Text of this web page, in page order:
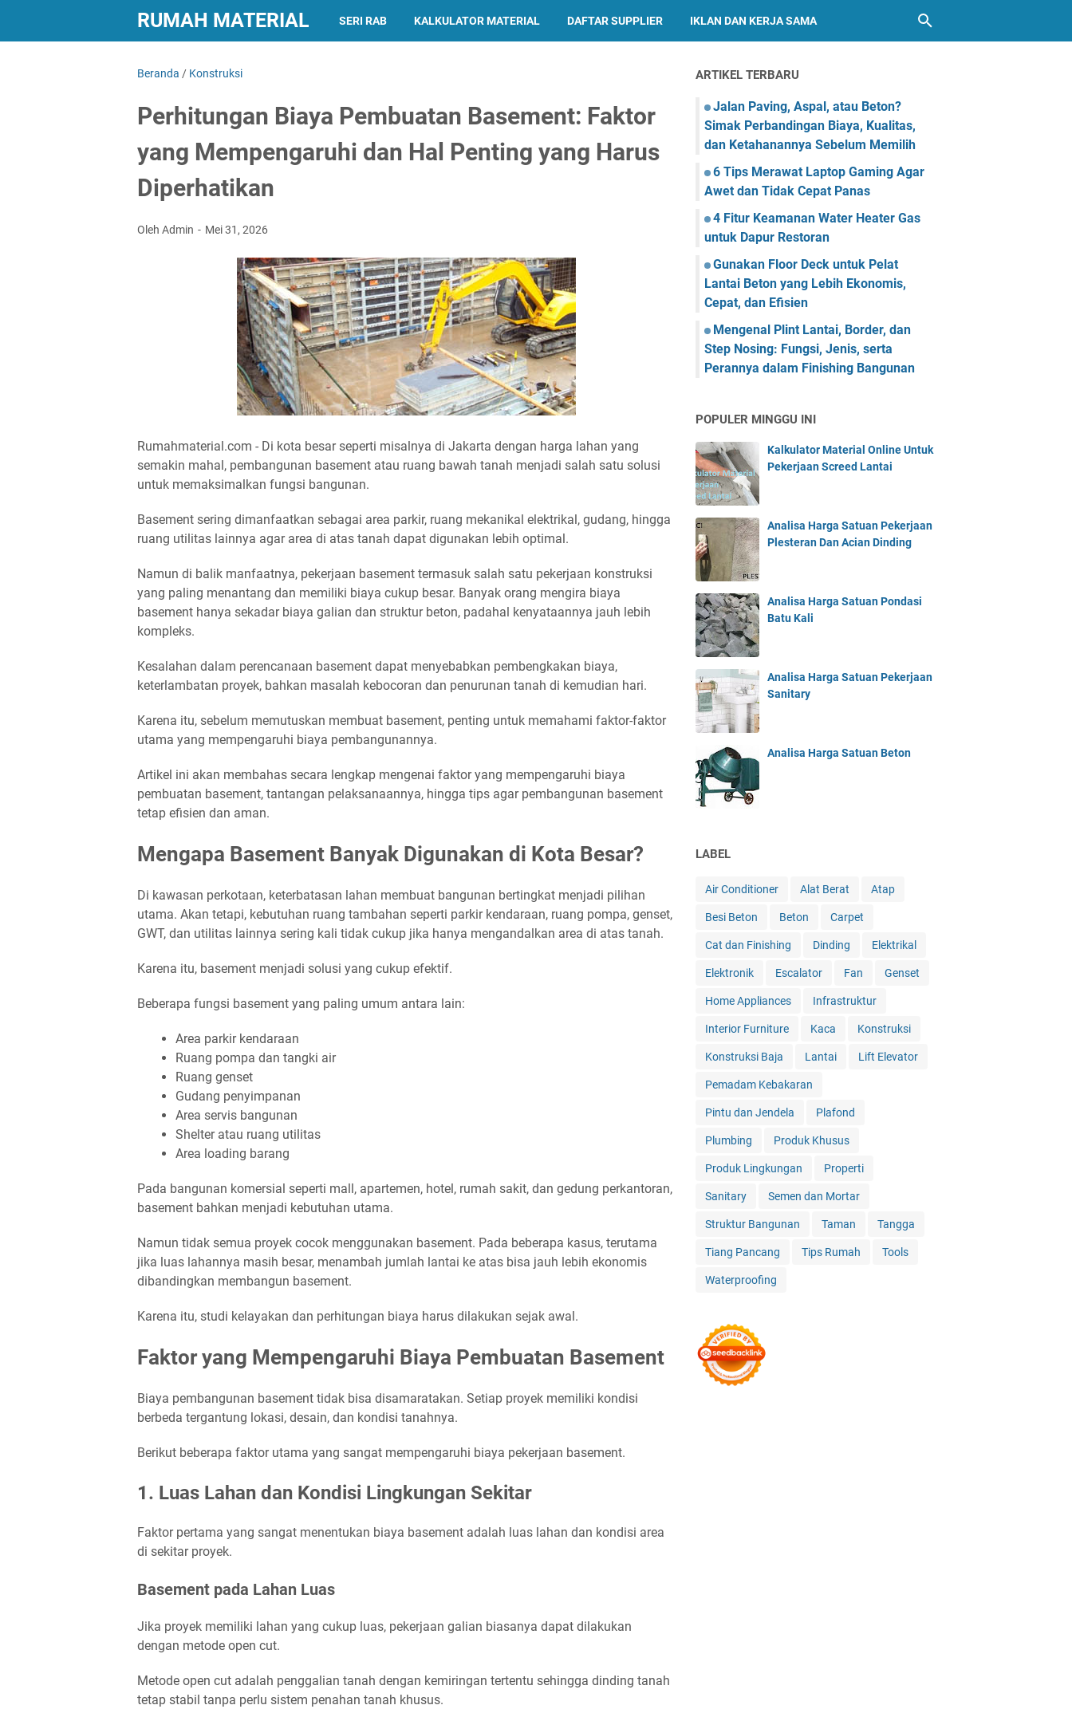
RUMAH MATERIAL SERI RAB KALKULATOR MATERIAL DAFTAR SUPPLIER IKLAN DAN KERJA SAMA
Beranda / Konstruksi
Perhitungan Biaya Pembuatan Basement: Faktor
yang Mempengaruhi dan Hal Penting yang Harus
Diperhatikan
Oleh Admin Mei 31, 2026
Rumahmaterial.com - Di kota besar seperti misalnya di Jakarta dengan harga lahan yang
semakin mahal, pembangunan basement atau ruang bawah tanah menjadi salah satu solusi
untuk memaksimalkan fungsi bangunan.
Basement sering dimanfaatkan sebagai area parkir, ruang mekanikal elektrikal, gudang, hingga
ruang utilitas lainnya agar area di atas tanah dapat digunakan lebih optimal.
Namun di balik manfaatnya, pekerjaan basement termasuk salah satu pekerjaan konstruksi
yang paling menantang dan memiliki biaya cukup besar. Banyak orang mengira biaya
basement hanya sekadar biaya galian dan struktur beton, padahal kenyataannya jauh lebih
kompleks.
Kesalahan dalam perencanaan basement dapat menyebabkan pembengkakan biaya,
keterlambatan proyek, bahkan masalah kebocoran dan penurunan tanah di kemudian hari.
Karena itu, sebelum memutuskan membuat basement, penting untuk memahami faktor-faktor
utama yang mempengaruhi biaya pembangunannya.
Artikel ini akan membahas secara lengkap mengenai faktor yang mempengaruhi biaya
pembuatan basement, tantangan pelaksanaannya, hingga tips agar pembangunan basement
tetap efisien dan aman.
Mengapa Basement Banyak Digunakan di Kota Besar?
Di kawasan perkotaan, keterbatasan lahan membuat bangunan bertingkat menjadi pilihan
utama. Akan tetapi, kebutuhan ruang tambahan seperti parkir kendaraan, ruang pompa, genset,
GWT, dan utilitas lainnya sering kali tidak cukup jika hanya mengandalkan area di atas tanah.
Karena itu, basement menjadi solusi yang cukup efektif.
Beberapa fungsi basement yang paling umum antara lain:
Area parkir kendaraan
Ruang pompa dan tangki air
Ruang genset
Gudang penyimpanan
Area servis bangunan
Shelter atau ruang utilitas
Area loading barang
Pada bangunan komersial seperti mall, apartemen, hotel, rumah sakit, dan gedung perkantoran,
basement bahkan menjadi kebutuhan utama.
Namun tidak semua proyek cocok menggunakan basement. Pada beberapa kasus, terutama
jika luas lahannya masih besar, menambah jumlah lantai ke atas bisa jauh lebih ekonomis
dibandingkan membangun basement.
Karena itu, studi kelayakan dan perhitungan biaya harus dilakukan sejak awal.
Faktor yang Mempengaruhi Biaya Pembuatan Basement
Biaya pembangunan basement tidak bisa disamaratakan. Setiap proyek memiliki kondisi
berbeda tergantung lokasi, desain, dan kondisi tanahnya.
Berikut beberapa faktor utama yang sangat mempengaruhi biaya pekerjaan basement.
1. Luas Lahan dan Kondisi Lingkungan Sekitar
Faktor pertama yang sangat menentukan biaya basement adalah luas lahan dan kondisi area
di sekitar proyek.
Basement pada Lahan Luas
Jika proyek memiliki lahan yang cukup luas, pekerjaan galian biasanya dapat dilakukan
dengan metode open cut.
Metode open cut adalah penggalian tanah dengan kemiringan tertentu sehingga dinding tanah
tetap stabil tanpa perlu sistem penahan tanah khusus.
ARTIKEL TERBARU
Jalan Paving, Aspal, atau Beton?
Simak Perbandingan Biaya, Kualitas,
dan Ketahanannya Sebelum Memilih
6 Tips Merawat Laptop Gaming Agar
Awet dan Tidak Cepat Panas
4 Fitur Keamanan Water Heater Gas
untuk Dapur Restoran
Gunakan Floor Deck untuk Pelat
Lantai Beton yang Lebih Ekonomis,
Cepat, dan Efisien
Mengenal Plint Lantai, Border, dan
Step Nosing: Fungsi, Jenis, serta
Perannya dalam Finishing Bangunan
POPULER MINGGU INI
Kalkulator Material Online Untuk
Pekerjaan Screed Lantai
Analisa Harga Satuan Pekerjaan
Plesteran Dan Acian Dinding
Analisa Harga Satuan Pondasi
Batu Kali
Analisa Harga Satuan Pekerjaan
Sanitary
Analisa Harga Satuan Beton
LABEL
Air Conditioner Alat Berat Atap
Besi Beton Beton Carpet
Cat dan Finishing Dinding Elektrikal
Elektronik Escalator Fan Genset
Home Appliances Infrastruktur
Interior Furniture Kaca Konstruksi
Konstruksi Baja Lantai Lift Elevator
Pemadam Kebakaran
Pintu dan Jendela Plafond
Plumbing Produk Khusus
Produk Lingkungan Properti
Sanitary Semen dan Mortar
Struktur Bangunan Taman Tangga
Tiang Pancang Tips Rumah Tools
Waterproofing